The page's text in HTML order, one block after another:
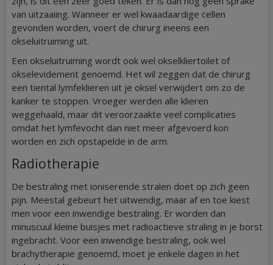
van uitzaaiing. Wanneer er wel kwaadaardige cellen
gevonden worden, voert de chirurg ineens een
okseluitruiming uit.
Een okseluitruiming wordt ook wel okselkliertoilet of
okselevidement genoemd. Het wil zeggen dat de chirurg
een tiental lymfeklieren uit je oksel verwijdert om zo de
kanker te stoppen. Vroeger werden alle klieren
weggehaald, maar dit veroorzaakte veel complicaties
omdat het lymfevocht dan niet meer afgevoerd kon
worden en zich opstapelde in de arm.
Radiotherapie
De bestraling met ioniserende stralen doet op zich geen
pijn. Meestal gebeurt het uitwendig, maar af en toe kiest
men voor een inwendige bestraling. Er worden dan
minuscuul kleine buisjes met radioactieve straling in je borst
ingebracht. Voor een inwendige bestraling, ook wel
brachytherapie genoemd, moet je enkele dagen in het